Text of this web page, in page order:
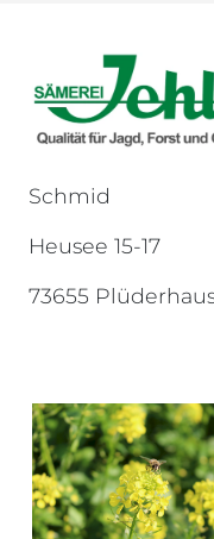
Schmid
Heusee 15-17
73655